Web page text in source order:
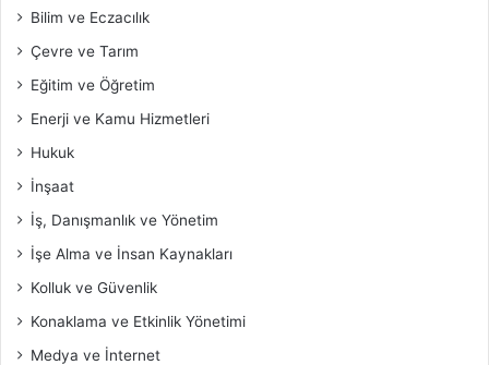
Bilim ve Eczacılık
Çevre ve Tarım
Eğitim ve Öğretim
Enerji ve Kamu Hizmetleri
Hukuk
İnşaat
İş, Danışmanlık ve Yönetim
İşe Alma ve İnsan Kaynakları
Kolluk ve Güvenlik
Konaklama ve Etkinlik Yönetimi
Medya ve İnternet